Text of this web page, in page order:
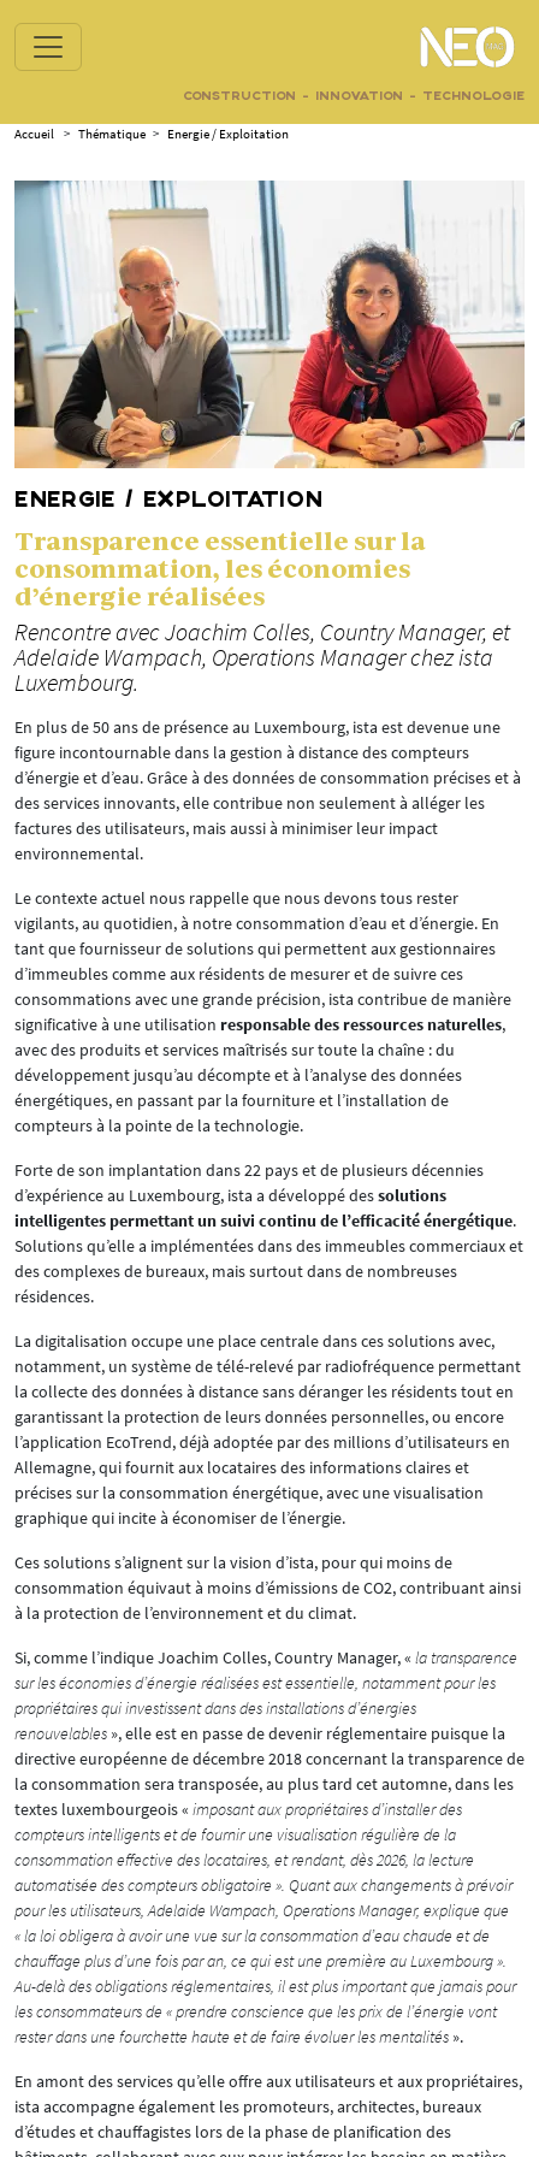
CONSTRUCTION - INNOVATION - TECHNOLOGIE
Accueil > Thématique > Energie / Exploitation
ENERGIE / EXPLOITATION
Transparence essentielle sur la
consommation, les économies
d’énergie réalisées
Rencontre avec Joachim Colles, Country Manager, et
Adelaide Wampach, Operations Manager chez ista
Luxembourg.
En plus de 50 ans de présence au Luxembourg, ista est devenue une
figure incontournable dans la gestion à distance des compteurs
d’énergie et d’eau. Grâce à des données de consommation précises et à
des services innovants, elle contribue non seulement à alléger les
factures des utilisateurs, mais aussi à minimiser leur impact
environnemental.
Le contexte actuel nous rappelle que nous devons tous rester
vigilants, au quotidien, à notre consommation d’eau et d’énergie. En
tant que fournisseur de solutions qui permettent aux gestionnaires
d’immeubles comme aux résidents de mesurer et de suivre ces
consommations avec une grande précision, ista contribue de manière
significative à une utilisation responsable des ressources naturelles,
avec des produits et services maîtrisés sur toute la chaîne : du
développement jusqu’au décompte et à l’analyse des données
énergétiques, en passant par la fourniture et l’installation de
compteurs à la pointe de la technologie.
Forte de son implantation dans 22 pays et de plusieurs décennies
d’expérience au Luxembourg, ista a développé dessolutions
intelligentes permettant un suivi continu de l’efficacité énergétique.
Solutions qu’elle a implémentées dans des immeubles commerciaux et
des complexes de bureaux, mais surtout dans de nombreuses
résidences.
La digitalisation occupe une place centrale dans ces solutions avec,
notamment, un système de télé-relevé par radiofréquence permettant
la collecte des données à distance sans déranger les résidents tout en
garantissant la protection de leurs données personnelles, ou encore
l’application EcoTrend, déjà adoptée par des millions d’utilisateurs en
Allemagne, qui fournit aux locataires des informations claires et
précises sur la consommation énergétique, avec une visualisation
graphique qui incite à économiser de l’énergie.
Ces solutions s’alignent sur la vision d’ista, pour qui moins de
consommation équivaut à moins d’émissions de CO2, contribuant ainsi
à la protection de l’environnement et du climat.
Si, comme l’indique Joachim Colles, Country Manager, « la transparence
sur les économies d’énergie réalisées est essentielle, notamment pour les
propriétaires qui investissent dans des installations d’énergies
renouvelables », elle est en passe de devenir réglementaire puisque la
directive européenne de décembre 2018 concernant la transparence de
la consommation sera transposée, au plus tard cet automne, dans les
textes luxembourgeois « imposant aux propriétaires d’installer des
compteurs intelligents et de fournir une visualisation régulière de la
consommation effective des locataires, et rendant, dès 2026, la lecture
automatisée des compteurs obligatoire ». Quant aux changements à prévoir
pour les utilisateurs, Adelaide Wampach, Operations Manager, explique que
« la loi obligera à avoir une vue sur la consommation d’eau chaude et de
chauffage plus d’une fois par an, ce qui est une première au Luxembourg ».
Au-delà des obligations réglementaires, il est plus important que jamais pour
les consommateurs de « prendre conscience que les prix de l’énergie vont
rester dans une fourchette haute et de faire évoluer les mentalités ».
En amont des services qu’elle offre aux utilisateurs et aux propriétaires,
ista accompagne également les promoteurs, architectes, bureaux
d’études et chauffagistes lors de la phase de planification des